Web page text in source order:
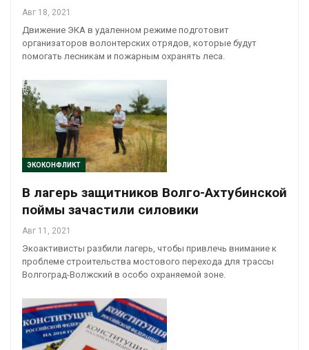
Авг 18, 2021
Движение ЭКА в удаленном режиме подготовит
организаторов волонтерских отрядов, которые будут
помогать лесникам и пожарным охранять леса.
ЭКОКОНФЛИКТ
В лагерь защитников Волго-Ахтубинской
поймы зачастили силовики
Авг 11, 2021
Экоактивисты разбили лагерь, чтобы привлечь внимание к
проблеме строительства мостового перехода для трассы
Волгоград-Волжский в особо охраняемой зоне.